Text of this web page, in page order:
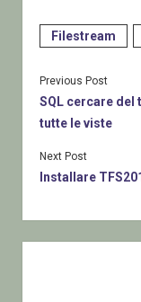
Filestream
Previous Post
SQL cercare del
tutte le viste
Next Post
Installare